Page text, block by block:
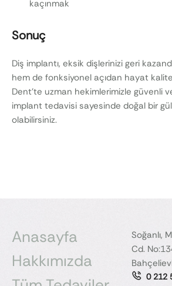
kaçınmak
Sonuç
Diş implantı, eksik dişlerinizi geri
hem de fonksiyonel açıdan hayat
Dent’te uzman hekimlerimizle güvenli
implant tedavisi sayesinde doğal bir
olabilirsiniz.
Anasayfa
Hakkımızda
Soğanlı,
Cd.
0 212